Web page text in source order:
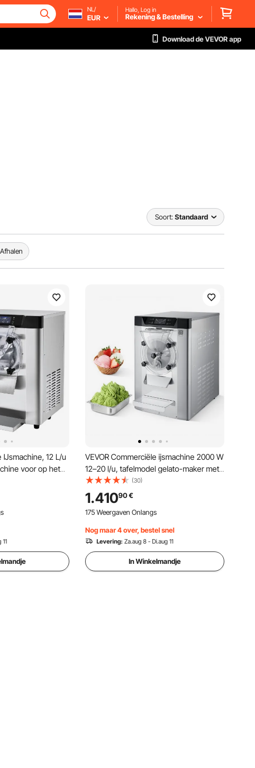
NL/
EUR
Hallo, Log in
Rekening & Bestelling
Download de VEVOR app
Soort: Standaard
Afhalen
IJsmachine, 12 L/u
voor op het
4,5 L RVS
VEVOR Commerciële ijsmachine 2000 W
12–20 l/u, tafelmodel gelato-maker met
6 liter roestvrijstalen container (304) en
zelfreinigend LED-bedieningspaneel
voor snackbars en restaurants,
zilverkleurig
(30)
1.41090€
175 Weergaven Onlangs
Nog maar 4 over, bestel snel
Levering: Za.aug 8 - Di.aug 11
In Winkelmandje